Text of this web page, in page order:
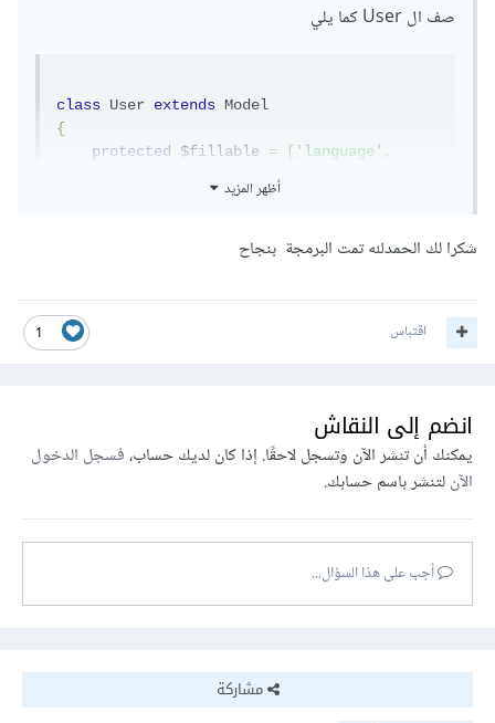
صف ال User كما يلي
class User extends
Model
{
protected
$fillable = ['language'
أظهر المزيد
شكرا لك الحمدلله تمت البرمجة بنجاح
1 اقتباس
انضم إلى النقاش
يمكنك أن تنشر الآن وتسجل لاحقًا. إذا كان لديك حساب،فسجل الدخول
الآنلتنشر باسم حسابك.
أجب على هذا السؤال...
مشاركة